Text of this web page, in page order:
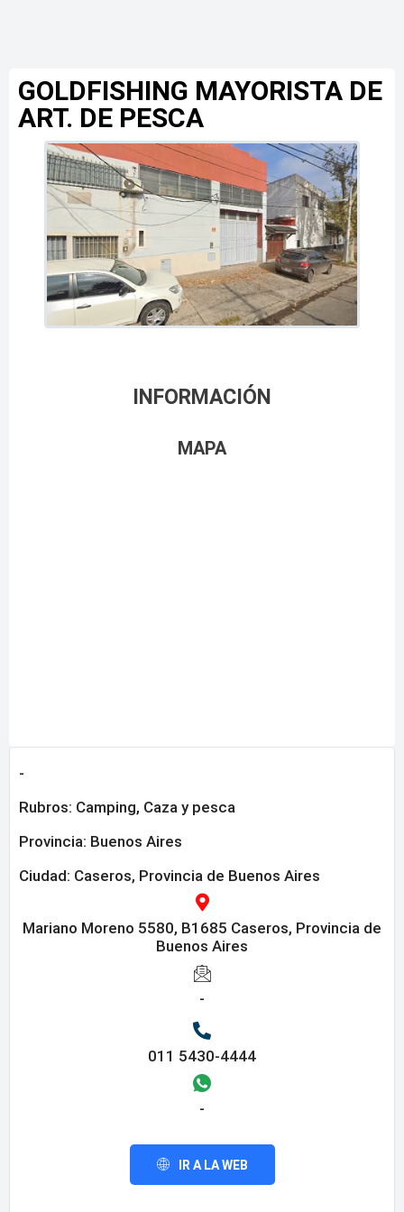
GOLDFISHING MAYORISTA DE
ART. DE PESCA
INFORMACIÓN
MAPA
-
Rubros: Camping, Caza y pesca
Provincia: Buenos Aires
Ciudad: Caseros, Provincia de Buenos Aires
Mariano Moreno 5580, B1685 Caseros, Provincia de
Buenos Aires
-
011 5430-4444
-
IR A LA WEB